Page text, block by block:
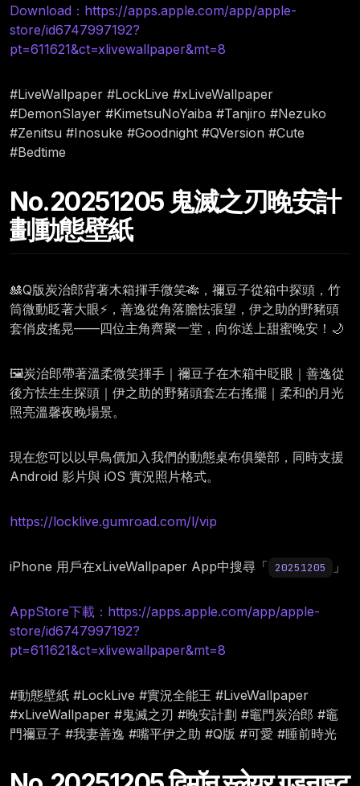
Download：https://apps.apple.com/app/apple-
store/id6747997192?
pt=611621&ct=xlivewallpaper&mt=8
#LiveWallpaper #LockLive #xLiveWallpaper
#DemonSlayer #KimetsuNoYaiba #Tanjiro #Nezuko
#Zenitsu #Inosuke #Goodnight #QVersion #Cute
#Bedtime
No.20251205 鬼滅之刃晚安計
劃動態壁紙
🎎Q版炭治郎背著木箱揮手微笑🎋，禰豆子從箱中探頭，竹
筒微動眨著大眼⚡，善逸從角落膽怯張望，伊之助的野豬頭
套俏皮搖晃——四位主角齊聚一堂，向你送上甜蜜晚安！🌙
🖼️炭治郎帶著溫柔微笑揮手｜禰豆子在木箱中眨眼｜善逸從
後方怯生生探頭｜伊之助的野豬頭套左右搖擺｜柔和的月光
照亮溫馨夜晚場景。
現在您可以以早鳥價加入我們的動態桌布俱樂部，同時支援
Android 影片與 iOS 實況照片格式。
https://locklive.gumroad.com/l/vip
iPhone 用戶在xLiveWallpaper App中搜尋「 20251205 」
AppStore下載：https://apps.apple.com/app/apple-
store/id6747997192?
pt=611621&ct=xlivewallpaper&mt=8
#動態壁紙 #LockLive #實況全能王 #LiveWallpaper
#xLiveWallpaper #鬼滅之刃 #晚安計劃 #竈門炭治郎 #竈
門禰豆子 #我妻善逸 #嘴平伊之助 #Q版 #可愛 #睡前時光